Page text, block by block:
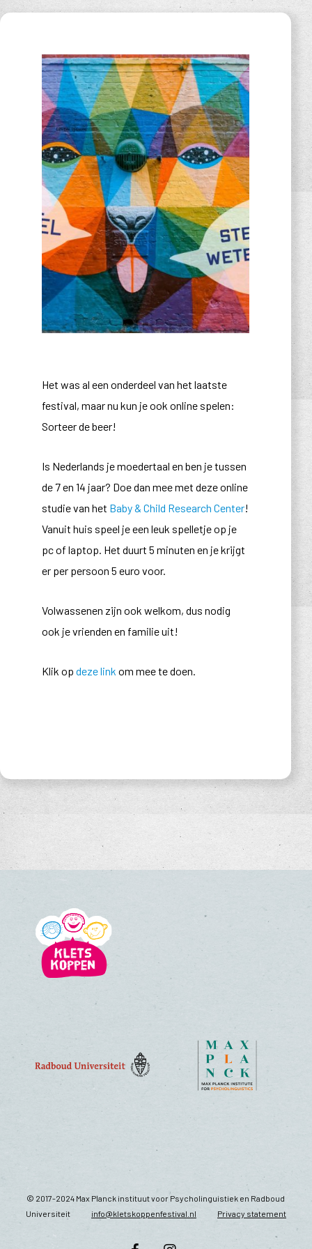
Het was al een onderdeel van het laatste
festival, maar nu kun je ook online spelen:
Sorteer de beer!
Is Nederlands je moedertaal en ben je tussen
de 7 en 14 jaar? Doe dan mee met deze online
studie van het Baby & Child Research Center!
Vanuit huis speel je een leuk spelletje op je
pc of laptop. Het duurt 5 minuten en je krijgt
er per persoon 5 euro voor.
Volwassenen zijn ook welkom, dus nodig
ook je vrienden en familie uit!
Klik op deze link om mee te doen.
© 2017-2024 Max Planck instituut voor Psycholinguistiek en Radboud
Universiteit
info@kletskoppenfestival.nl Privacy statement